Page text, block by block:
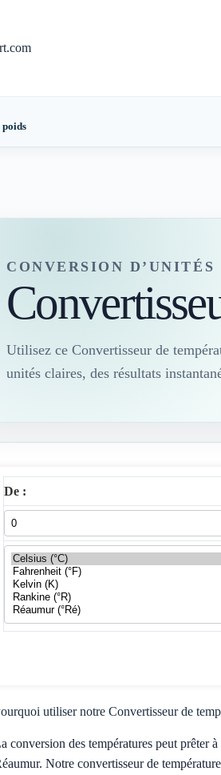
poids
CONVERSION D’UNITÉS
Utilisez ce Convertisseur de
unités claires, des résultats
De :
utiliser notre Convertisseur de
conversion des températures peut prêter
Notre convertisseur de